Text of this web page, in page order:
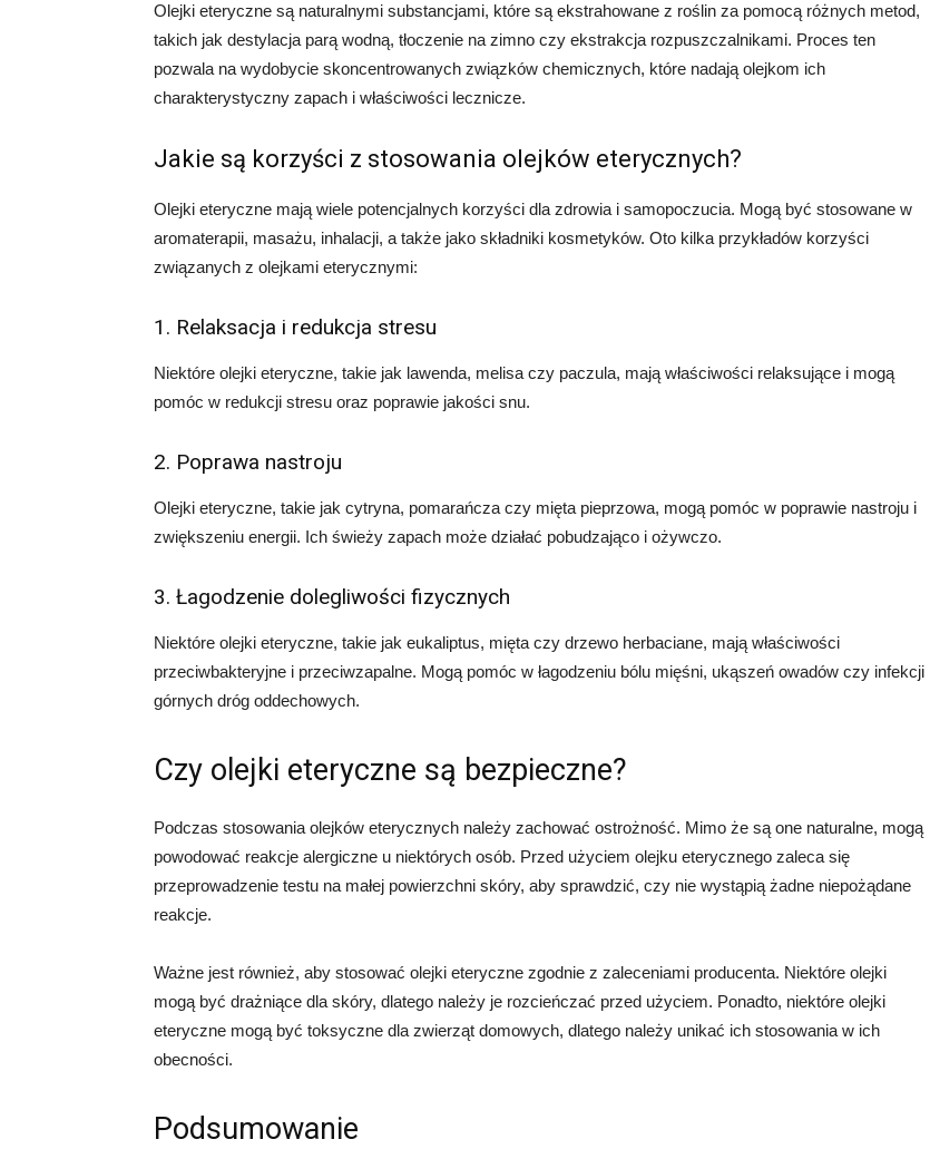
Olejki eteryczne są naturalnymi substancjami, które są ekstrahowane z roślin za pomocą różnych metod,
takich jak destylacja parą wodną, tłoczenie na zimno czy ekstrakcja rozpuszczalnikami. Proces ten
pozwala na wydobycie skoncentrowanych związków chemicznych, które nadają olejkom ich
charakterystyczny zapach i właściwości lecznicze.
Jakie są korzyści z stosowania olejków eterycznych?
Olejki eteryczne mają wiele potencjalnych korzyści dla zdrowia i samopoczucia. Mogą być stosowane w
aromaterapii, masażu, inhalacji, a także jako składniki kosmetyków. Oto kilka przykładów korzyści
związanych z olejkami eterycznymi:
1. Relaksacja i redukcja stresu
Niektóre olejki eteryczne, takie jak lawenda, melisa czy paczula, mają właściwości relaksujące i mogą
pomóc w redukcji stresu oraz poprawie jakości snu.
2. Poprawa nastroju
Olejki eteryczne, takie jak cytryna, pomarańcza czy mięta pieprzowa, mogą pomóc w poprawie nastroju i
zwiększeniu energii. Ich świeży zapach może działać pobudzająco i ożywczo.
3. Łagodzenie dolegliwości fizycznych
Niektóre olejki eteryczne, takie jak eukaliptus, mięta czy drzewo herbaciane, mają właściwości
przeciwbakteryjne i przeciwzapalne. Mogą pomóc w łagodzeniu bólu mięśni, ukąszeń owadów czy infekcji
górnych dróg oddechowych.
Czy olejki eteryczne są bezpieczne?
Podczas stosowania olejków eterycznych należy zachować ostrożność. Mimo że są one naturalne, mogą
powodować reakcje alergiczne u niektórych osób. Przed użyciem olejku eterycznego zaleca się
przeprowadzenie testu na małej powierzchni skóry, aby sprawdzić, czy nie wystąpią żadne niepożądane
reakcje.
Ważne jest również, aby stosować olejki eteryczne zgodnie z zaleceniami producenta. Niektóre olejki
mogą być drażniące dla skóry, dlatego należy je rozcieńczać przed użyciem. Ponadto, niektóre olejki
eteryczne mogą być toksyczne dla zwierząt domowych, dlatego należy unikać ich stosowania w ich
obecności.
Podsumowanie